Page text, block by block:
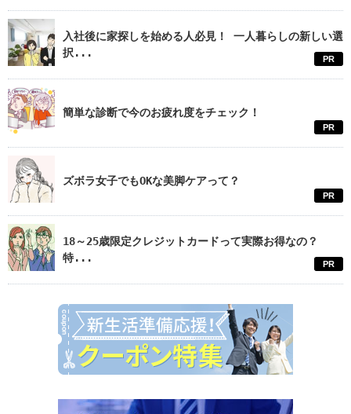
入社後に家探しを始める人必見！ 一人暮らしの新しい選
択...
PR
簡単な診断で今のお疲れ度をチェック！
PR
ズボラ女子でもOKな美脚ケアって？
PR
18～25歳限定クレジットカードって実際お得なの？
特...
PR